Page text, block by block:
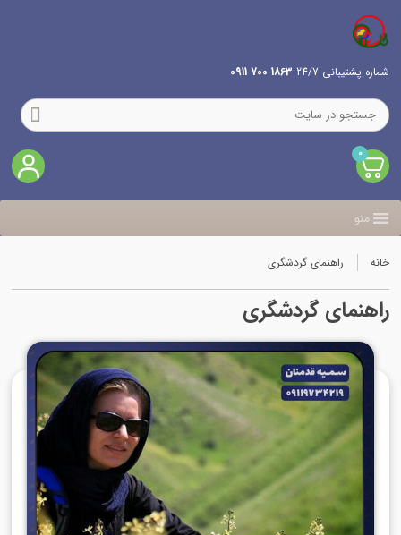
شماره پشتیبانی 24/7 1863 700 0911
0
منو
خانه راهنمای گردشگری
راهنمای گردشگری